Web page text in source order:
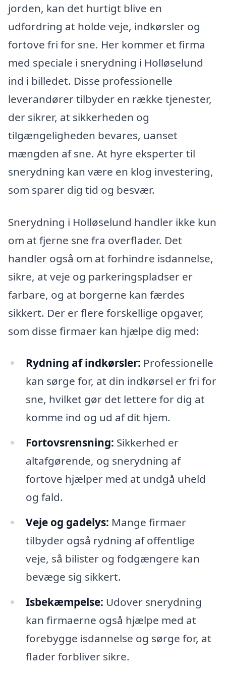
jorden, kan det hurtigt blive en
udfordring at holde veje, indkørsler og
fortove fri for sne. Her kommer et firma
med speciale i snerydning i Holløselund
ind i billedet. Disse professionelle
leverandører tilbyder en række tjenester,
der sikrer, at sikkerheden og
tilgængeligheden bevares, uanset
mængden af sne. At hyre eksperter til
snerydning kan være en klog investering,
som sparer dig tid og besvær.
Snerydning i Holløselund handler ikke kun
om at fjerne sne fra overflader. Det
handler også om at forhindre isdannelse,
sikre, at veje og parkeringspladser er
farbare, og at borgerne kan færdes
sikkert. Der er flere forskellige opgaver,
som disse firmaer kan hjælpe dig med:
Rydning af indkørsler: Professionelle
kan sørge for, at din indkørsel er fri for
sne, hvilket gør det lettere for dig at
komme ind og ud af dit hjem.
Fortovsrensning: Sikkerhed er
altafgørende, og snerydning af
fortove hjælper med at undgå uheld
og fald.
Veje og gadelys: Mange firmaer
tilbyder også rydning af offentlige
veje, så bilister og fodgængere kan
bevæge sig sikkert.
Isbekæmpelse: Udover snerydning
kan firmaerne også hjælpe med at
forebygge isdannelse og sørge for, at
flader forbliver sikre.